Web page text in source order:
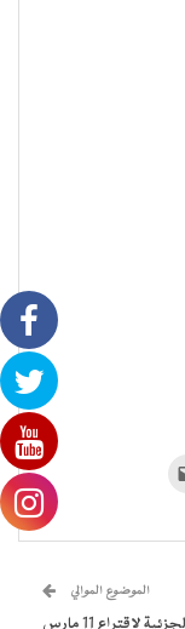
الإلكتروني
نافذة
الموضوع الموالي
النتائج الجزئية لاقتراع 11 مارس